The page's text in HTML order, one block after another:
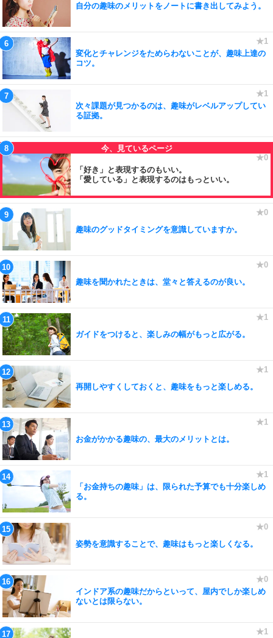
自分の趣味のメリットをノートに書き出してみよう。
変化とチャレンジをためらわないことが、趣味上達の
コツ。
次々課題が見つかるのは、趣味がレベルアップしてい
る証拠。
「好き」と表現するのもいい。
「愛している」と表現するのはもっといい。
趣味のグッドタイミングを意識していますか。
趣味を聞かれたときは、堂々と答えるのが良い。
ガイドをつけると、楽しみの幅がもっと広がる。
再開しやすくしておくと、趣味をもっと楽しめる。
お金がかかる趣味の、最大のメリットとは。
「お金持ちの趣味」は、限られた予算でも十分楽しめ
る。
姿勢を意識することで、趣味はもっと楽しくなる。
インドア系の趣味だからといって、屋内でしか楽しめ
ないとは限らない。